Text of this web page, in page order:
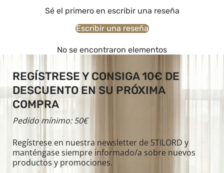
Sé el primero en escribir una reseña
Escribir una reseña
No se encontraron elementos
REGÍSTRESE Y CONSIGA 10€ DE
DESCUENTO EN SU PRÓXIMA
COMPRA
Pedido mínimo: 50€
Regístrese en nuestra newsletter de STILORD y
manténgase siempre informado/a sobre nuevos
productos y promociones.